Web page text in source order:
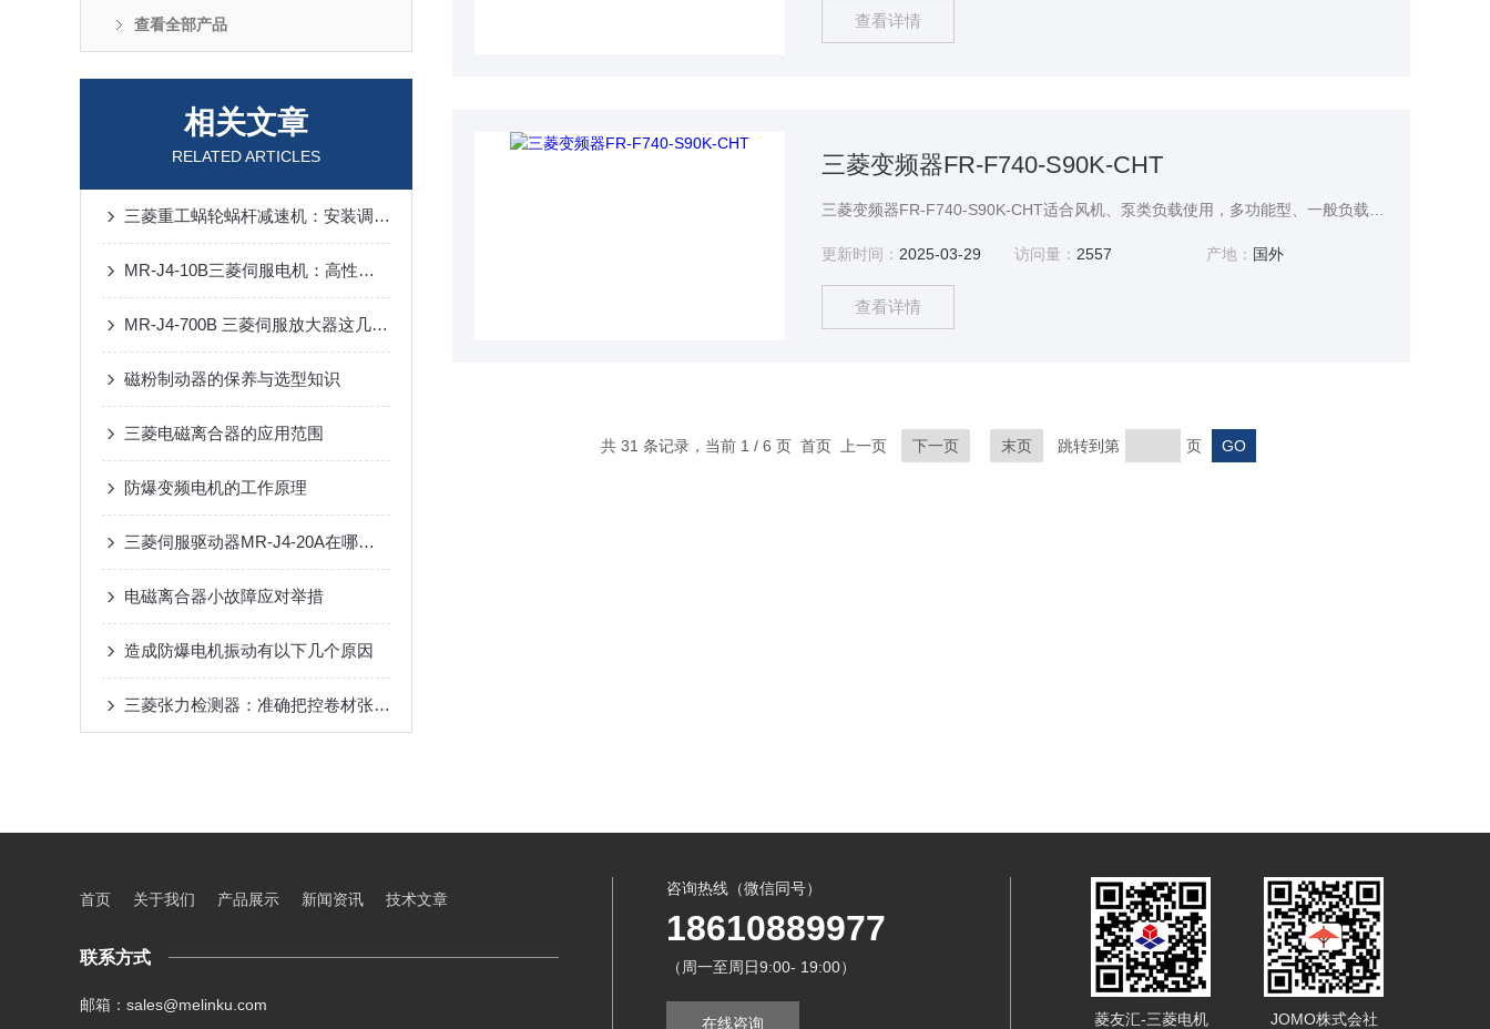
查看全部产品
相关文章
RELATED ARTICLES
三菱重工蜗轮蜗杆减速机：安装调试、齿隙调节实操步骤讲解
MR-J4-10B三菱伺服电机：高性能的运动控制解决方案
MR-J4-700B 三菱伺服放大器这几个参数没设对，90%的人都踩过坑
磁粉制动器的保养与选型知识
三菱电磁离合器的应用范围
防爆变频电机的工作原理
三菱伺服驱动器MR-J4-20A在哪些行业应用广泛？
电磁离合器小故障应对举措
造成防爆电机振动有以下几个原因
三菱张力检测器：准确把控卷材张力，护航印刷、包装生产线稳定运行
查看详情
三菱变频器FR-F740-S90K-CHT
更新时间： 2025-03-29 访问量： 2557 产地： 国外
查看详情
共 31 条记录，当前 1 / 6 页 首页 上一页 下一页 末页 跳转到第 页
首页 关于我们 产品展示 新闻资讯 技术文章
联系方式
邮箱：sales@melinku.com
咨询热线（微信同号）
18610889977
（周一至周日9:00- 19:00）
在线咨询 菱友汇-三菱电机 JOMO株式会社